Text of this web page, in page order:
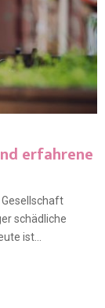
erfahrene
schädliche
ist...